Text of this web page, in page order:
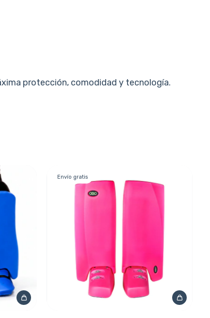
protección, comodidad y tecnología.
Envío gratis